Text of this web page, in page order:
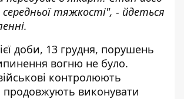
середньої тяжкості", - йдеться
доби, 13 грудня, порушень
вогню не було.
контролюють
продовжують виконувати